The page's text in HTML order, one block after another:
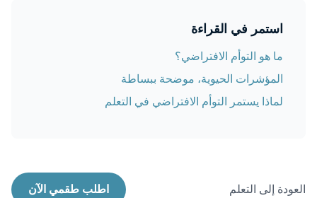
استمر في القراءة
ما هو التوأم الافتراضي؟
المؤشرات الحيوية، موضحة ببساطة
لماذا يستمر التوأم الافتراضي في التعلم
العودة إلى التعلم اطلب طقمي الآن